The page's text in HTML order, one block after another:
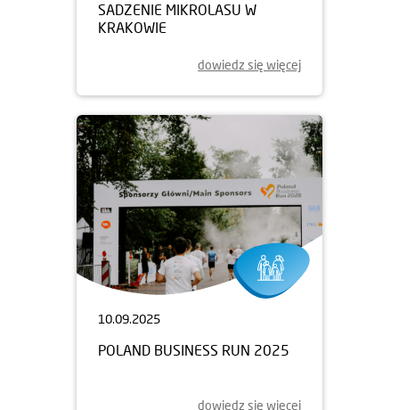
SADZENIE MIKROLASU W
KRAKOWIE
dowiedz się więcej
10.09.2025
POLAND BUSINESS RUN 2025
dowiedz się więcej